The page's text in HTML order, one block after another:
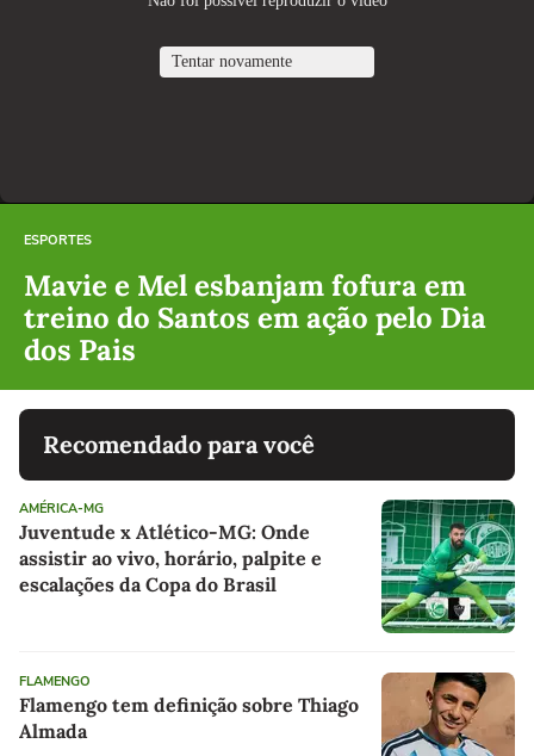
ESPORTES
Mavie e Mel esbanjam fofura em
treino do Santos em ação pelo Dia
dos Pais
Recomendado para você
AMÉRICA-MG
Juventude x Atlético-MG: Onde
assistir ao vivo, horário, palpite e
escalações da Copa do Brasil
FLAMENGO
Flamengo tem definição sobre Thiago
Almada